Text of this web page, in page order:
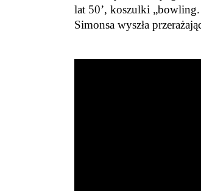
lat 50’, koszulki
Simonsa wyszła